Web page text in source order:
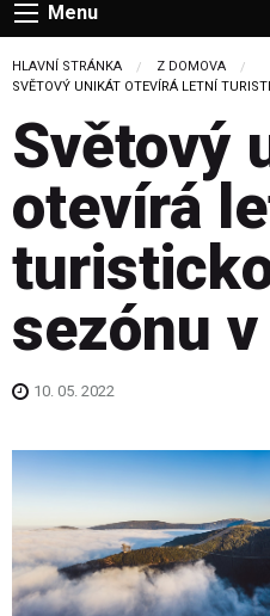
Menu
HLAVNÍ STRÁNKA
Z DOMOVA
CURRENT:
SVĚTOVÝ UNIKÁT OTEVÍRÁ LETNÍ
Světový
otevírá
sezónu
10. 05. 2022